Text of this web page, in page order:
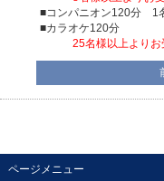
■コンパニオン120分 1名
■カラオケ120分
25名様以上よりお
ページメニュー